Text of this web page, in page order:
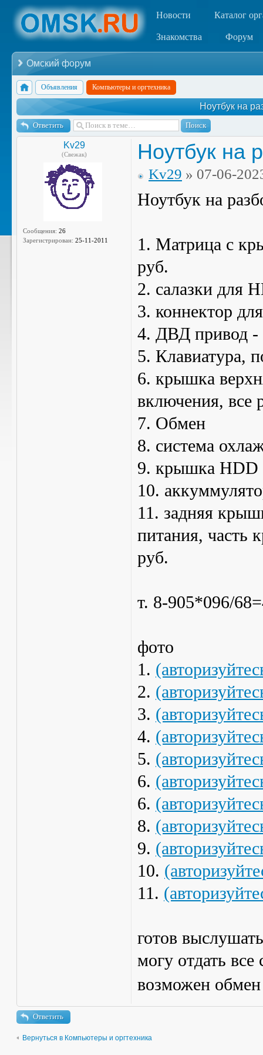
Новости Каталог
Знакомства Форум
Омский форум
Объявления Компьютеры и оргтехника
Ноутбук на
Ответить
Kv29
(Свежак)
Сообщения: 26
Зарегистрирован: 25-11-2011
Ноутбук на
Kv29 » 07-06-
Ноутбук на
1. Матрица с
руб.
2. салазки для
3. коннектор
4. ДВД привод -
5. Клавиатура,
6. крышка
включения, все
7. Обмен
8. система
9. крышка HDD
10.
11. задняя
питания, часть
руб.
т. 8-905*096/
фото
1.
2.
3.
4.
5.
6.
6.
8.
9.
10.
11.
готов
могу отдать все
возможен
Ответить
Вернуться в Компьютеры и оргтехника